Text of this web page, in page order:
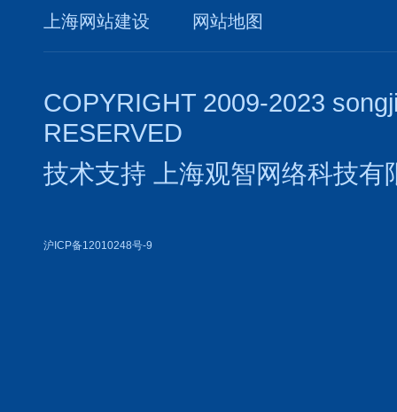
上海网站建设 网站地图
COPYRIGHT 2009-2023
RESERVED
技术支持
上海观智网络科技有
沪ICP备12010248号-9